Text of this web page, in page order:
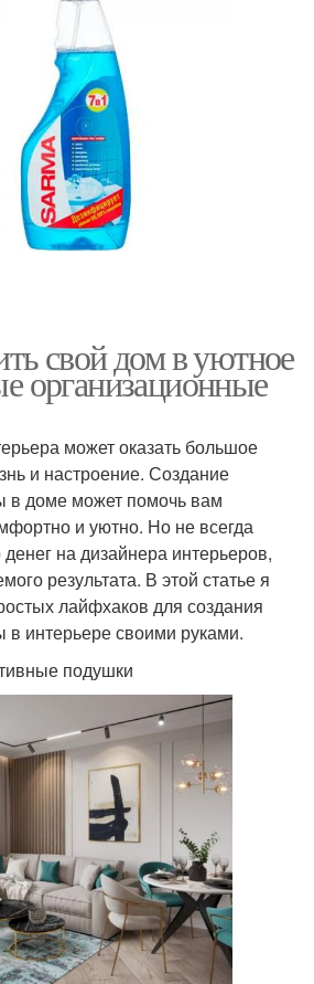
свой дом в уютное
организационные
может оказать большое
и настроение. Создание
в доме может помочь вам
и уютно. Но не всегда
на дизайнера интерьеров,
результата. В этой статье я
лайфхаков для создания
интерьере своими руками.
подушки